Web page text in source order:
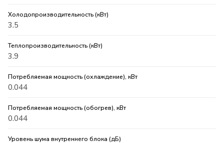
Холодопроизводительность (кВт)
3.5
Теплопроизводительность (кВт)
3.9
Потребляемая мощность (охлаждение), кВт
0.044
Потребляемая мощность (обогрев), кВт
0.044
Уровень шума внутреннего блока (дБ)